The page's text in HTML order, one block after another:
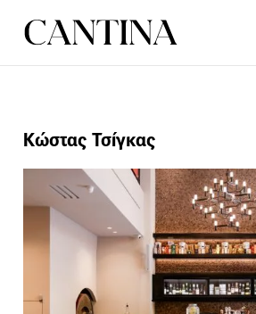
ΣΥΝΤΑΓΕΣ
Κώστας Τσίγκας